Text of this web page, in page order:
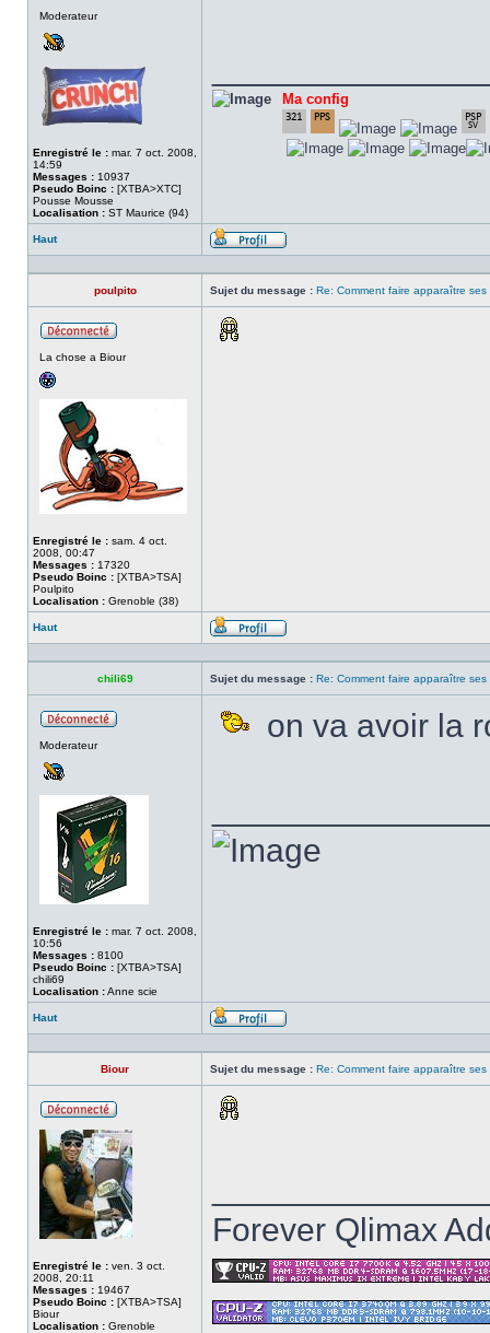
Moderateur
Enregistré le : mar. 7 oct. 2008,
14:59
Messages : 10937
Pseudo Boinc : [XTBA>XTC]
Pousse Mousse
Localisation : ST Maurice (94)
Ma config
Haut
Profil
poulpito Sujet du message : Re: Comment faire apparaître ses
ligne
La chose a Biour
Enregistré le : sam. 4 oct.
2008, 00:47
Messages : 17320
Pseudo Boinc : [XTBA>TSA]
Poulpito
Localisation : Grenoble (38)
Haut
Profil
chili69 Sujet du message : Re: Comment faire apparaître ses
Moderateur
Enregistré le : mar. 7 oct. 2008,
10:56
Messages : 8100
Pseudo Boinc : [XTBA>TSA]
chili69
Localisation :Anne scie
on va avoir la
Haut
Profil
Biour Sujet du message : Re: Comment faire apparaître ses
ligne
Enregistré le : ven. 3 oct.
2008, 20:11
Messages : 19467
Pseudo Boinc : [XTBA>TSA]
Biour
Localisation : Grenoble
Forever Qlimax